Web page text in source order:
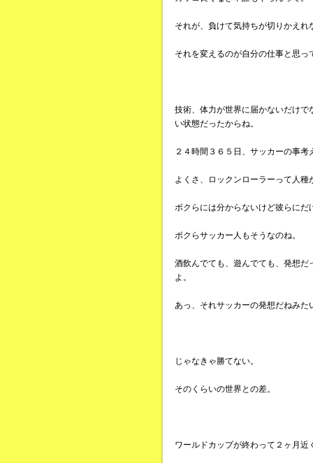
それが、負けて気持ちが切りかえ
それを変えるのが自分の仕事と思っ
技術、体力が世界に届かないだけ
い状態だったからね。
２４時間３６５日、サッカーの事
よくさ、ロックンローラーって人種
ボクらには分からないけど彼らに
ボクらサッカー人もそうなのね。
酒飲んでても、遊んでても、発想
よ。
あっ、それサッカーの発想だねみた
じゃなきゃ勝てない。
そのくらいの世界との差。
ワールドカップが終わって２ヶ月近